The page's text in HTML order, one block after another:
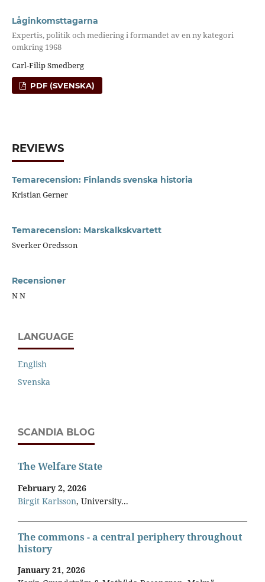
Låginkomsttagarna
Expertis, politik och mediering i formandet av en ny kategori
omkring 1968
Carl-Filip Smedberg
PDF (SVENSKA)
REVIEWS
Temarecension: Finlands svenska historia
Kristian Gerner
Temarecension: Marskalkskvartett
Sverker Oredsson
Recensioner
N N
LANGUAGE
English
Svenska
SCANDIA BLOG
The Welfare State
February 2, 2026
Birgit Karlsson, University...
The commons - a central periphery throughout
history
January 21, 2026